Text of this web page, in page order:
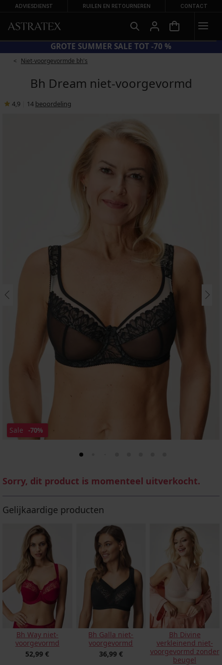
ADVIESDIENST RUILEN EN RETOURNEREN CONTACT
CODE BRA20 = BH'S -20%
Niet-voorgevormde bh's
Bh Dream niet-voorgevormd
4,9 14 beoordeling
Sale -70%
Sorry, dit product is momenteel uitverkocht.
Gelijkaardige producten
Bh Way niet-
voorgevormd
52,99 €
Bh Galla niet-
voorgevormd
36,99 €
Bh Divine
verkleinend niet-
voorgevormd zonder
beugel